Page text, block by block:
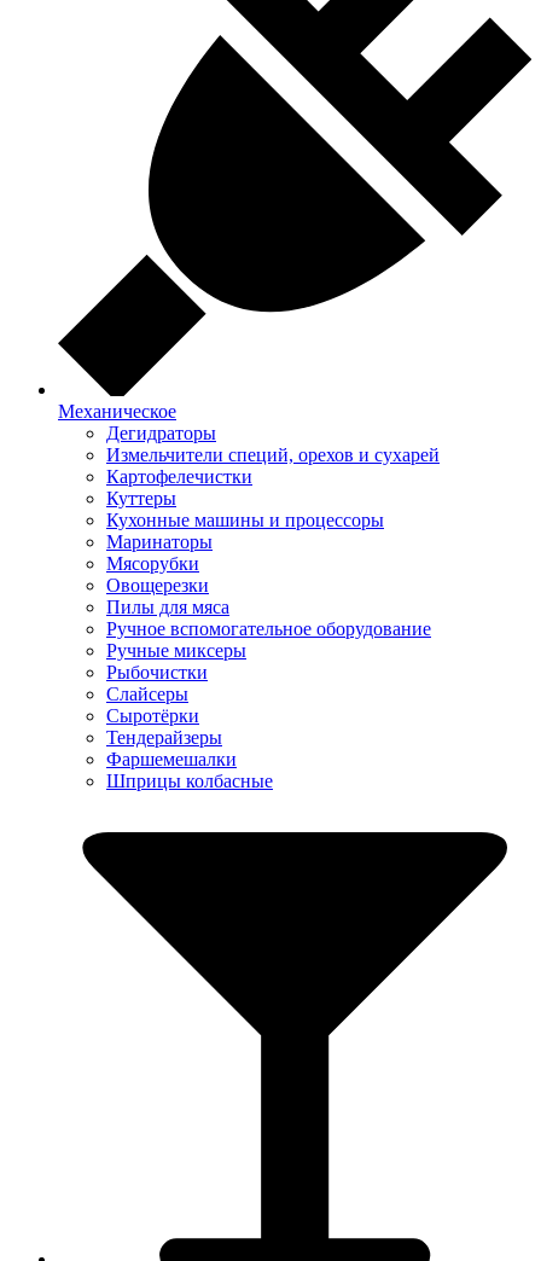
Механическое
Дегидраторы
Измельчители специй, орехов и сухарей
Картофелечистки
Куттеры
Кухонные машины и процессоры
Маринаторы
Мясорубки
Овощерезки
Пилы для мяса
Ручное вспомогательное оборудование
Ручные миксеры
Рыбочистки
Слайсеры
Сыротёрки
Тендерайзеры
Фаршемешалки
Шприцы колбасные